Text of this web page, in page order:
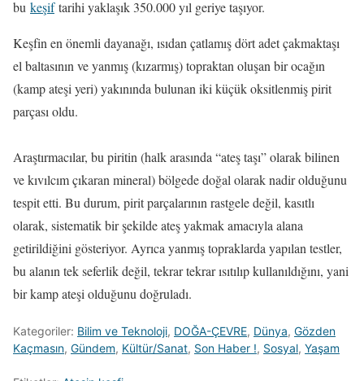
bu keşiftarihi yaklaşık 350.000 yıl geriye taşıyor.
Keşfin en önemli dayanağı, ısıdan çatlamış dört adet çakmaktaşı
el baltasının ve yanmış (kızarmış) topraktan oluşan bir ocağın
(kamp ateşi yeri) yakınında bulunan iki küçük oksitlenmiş pirit
parçası oldu.
Araştırmacılar, bu piritin (halk arasında “ateş taşı” olarak bilinen
ve kıvılcım çıkaran mineral) bölgede doğal olarak nadir olduğunu
tespit etti. Bu durum, pirit parçalarının rastgele değil, kasıtlı
olarak, sistematik bir şekilde ateş yakmak amacıyla alana
getirildiğini gösteriyor. Ayrıca yanmış topraklarda yapılan testler,
bu alanın tek seferlik değil, tekrar tekrar ısıtılıp kullanıldığını, yani
bir kamp ateşi olduğunu doğruladı.
Kategoriler: Bilim ve Teknoloji, DOĞA-ÇEVRE, Dünya, Gözden
Kaçmasın, Gündem, Kültür/Sanat, Son Haber !, Sosyal, Yaşam